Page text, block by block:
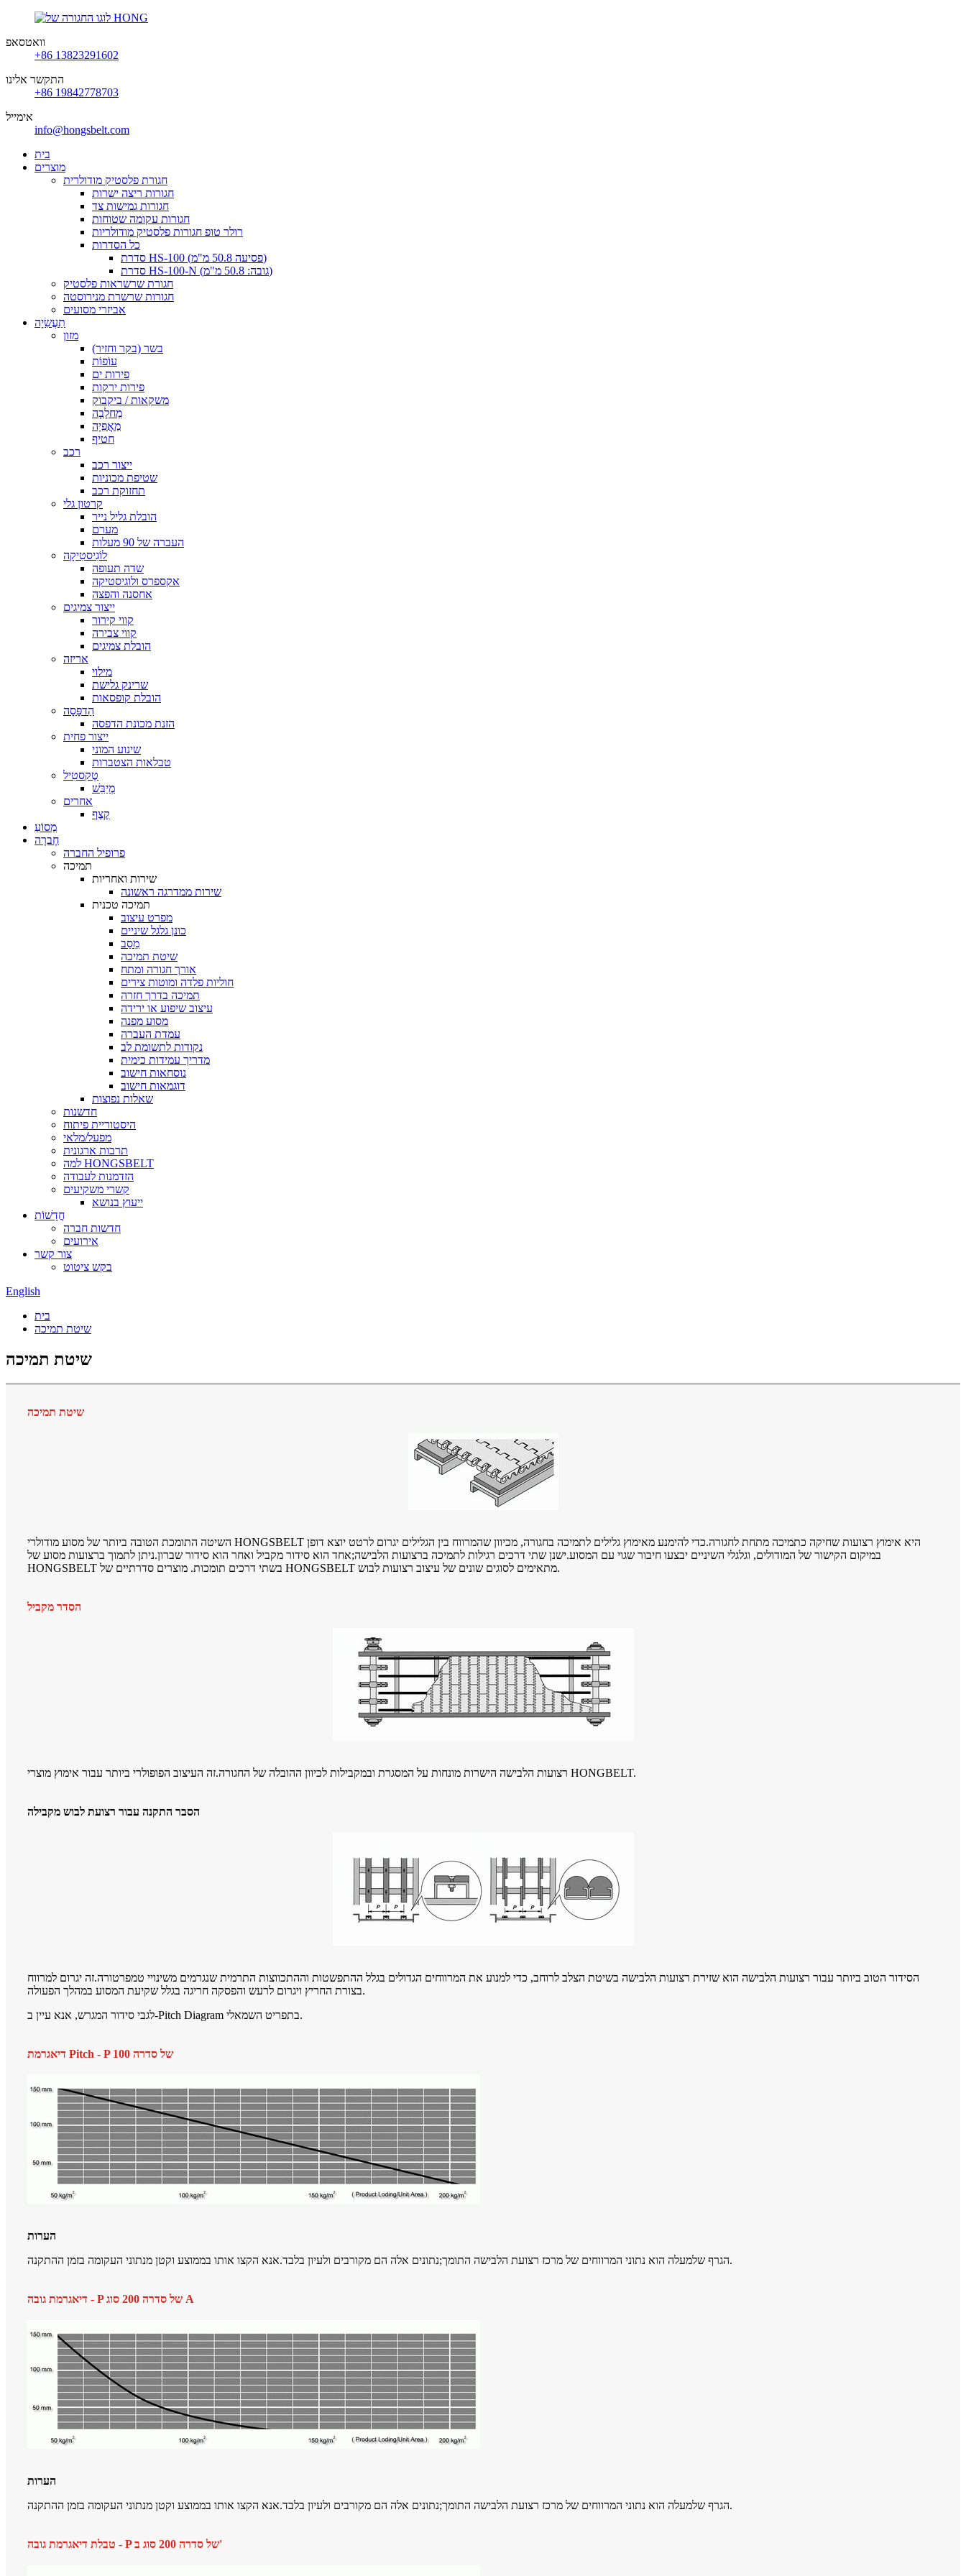
וואטסאפ
+86 13823291602
התקשר אלינו
+86 19842778703
אימייל
info@hongsbelt.com
בית
מוצרים
חגורת פלסטיק מודולרית
חגורות ריצה ישרות
חגורות גמישות צד
חגורות עקומה שטוחות
רולר טופ חגורות פלסטיק מודולריות
כל הסדרות
סדרת HS-100 (פסיעה 50.8 מ"מ)
סדרת HS-100-N (גובה: 50.8 מ"מ)
חגורת שרשראות פלסטיק
חגורות שרשרת מנירוסטה
אביזרי מסועים
תַעֲשִׂיָה
מזון
בשר (בקר וחזיר)
עוֹפוֹת
פירות ים
פירות ירקות
משקאות / ביקבוק
מַחלָבָה
מַאֲפִיָה
חטיף
רכב
ייצור רכב
שטיפת מכוניות
תחזוקת רכב
קרטון גלי
הובלת גליל נייר
מערם
העברה של 90 מעלות
לוֹגִיסטִיקָה
שדה תעופה
אקספרס ולוגיסטיקה
אחסנה והפצה
ייצור צמיגים
קווי קירור
קווי צבירה
הובלת צמיגים
אריזה
מילוי
שרינק גלישת
הובלת קופסאות
הַדפָּסָה
הזנת מכונת הדפסה
ייצור פחית
שינוע המוני
טבלאות הצטברות
טֶקסטִיל
מְיַבֵּשׁ
אחרים
קֶצֶף
מַסוֹעַ
חֶברָה
פרופיל החברה
תמיכה
שירות ואחריות
שירות ממדרגה ראשונה
תמיכה טכנית
מפרט עיצוב
כונן גלגל שיניים
מֵסַב
שיטת תמיכה
אורך חגורה ומתח
חוליות פלדה ומוטות צירים
תמיכה בדרך חזרה
עיצוב שיפוע או ירידה
מסוע מפנה
עמדת העברה
נקודות לתשומת לב
מדריך עמידות כימית
נוסחאות חישוב
דוגמאות חישוב
שאלות נפוצות
חדשנות
היסטוריית פיתוח
מפעל/מלאי
תרבות ארגונית
למה HONGSBELT
הזדמנות לעבודה
קשרי משקיעים
ייעוץ בנושא
חֲדָשׁוֹת
חדשות חברה
אירועים
צור קשר
בקש ציטוט
English
בית
שיטת תמיכה
שיטת תמיכה
שיטת תמיכה
השיטה התומכת הטובה ביותר של מסוע מודולרי HONGSBELT היא אימוץ רצועות שחיקה כתמיכה מתחת לחגורה.כדי להימנע מאימוץ גלילים לתמיכה בחגורה, מכיוון שהמרווח בין הגלילים יגרום לרטט יוצא דופן
במיקום הקישור של המודולים, וגלגלי השיניים יבצעו חיבור שגוי עם המסוע.ישנן שתי דרכים רגילות לתמיכה ברצועות הלבישה;אחד הוא סידור מקביל ואחר הוא סידור שברון.ניתן לתמוך ברצועות מסוע של
HONGSBELT בשתי דרכים תומכות. מוצרים סדרתיים של HONGSBELT מתאימים לסוגים שונים של עיצוב רצועות לבוש.
הסדר מקביל
רצועות הלבישה הישרות מונחות על המסגרת ובמקבילות לכיוון ההובלה של החגורה.זה העיצוב הפופולרי ביותר עבור אימוץ מוצרי HONGBELT.
הסבר התקנה עבור רצועת לבוש מקבילה
הסידור הטוב ביותר עבור רצועות הלבישה הוא שזירת רצועות הלבישה בשיטת הצלב לרוחב, כדי למנוע את המרווחים הגדולים בגלל ההתפשטות וההתכווצות התרמית שנגרמים משינויי טמפרטורה.זה יגרום למרווח
בצורת החריץ ויגרום לרעש והפסקה חריגה בגלל שקיעת המסוע במהלך הפעולה.
לגבי סידור המגרש, אנא עיין ב-Pitch Diagram בתפריט השמאלי.
דיאגרמת Pitch - P של סדרה 100
הערות
הגרף שלמעלה הוא נתוני המרווחים של מרכז רצועת הלבישה התומך;נתונים אלה הם מקורבים ולעיון בלבד.אנא הקצו אותו בממוצע וקטן מנתוני העקומה בזמן ההתקנה.
דיאגרמת גובה - P של סדרה 200 סוג A
הערות
הגרף שלמעלה הוא נתוני המרווחים של מרכז רצועת הלבישה התומך;נתונים אלה הם מקורבים ולעיון בלבד.אנא הקצו אותו בממוצע וקטן מנתוני העקומה בזמן ההתקנה.
טבלת דיאגרמת גובה - P של סדרה 200 סוג ב'